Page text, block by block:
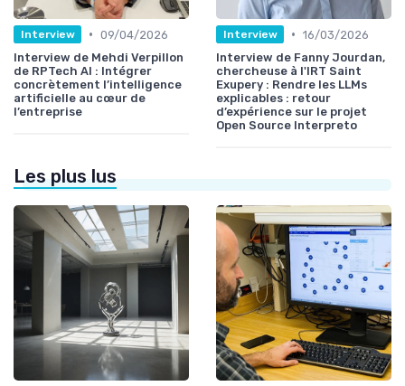
Interview • 09/04/2026
Interview de Mehdi Verpillon
de RPTech AI : Intégrer
concrètement l’intelligence
artificielle au cœur de
l’entreprise
Interview • 16/03/2026
Interview de Fanny Jourdan,
chercheuse à l'IRT Saint
Exupery : Rendre les LLMs
explicables : retour
d’expérience sur le projet
Open Source Interpreto
Les plus lus